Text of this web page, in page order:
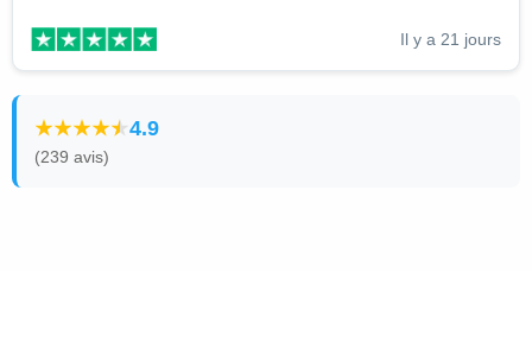
Il y a 21 jours
4.9
(239 avis)